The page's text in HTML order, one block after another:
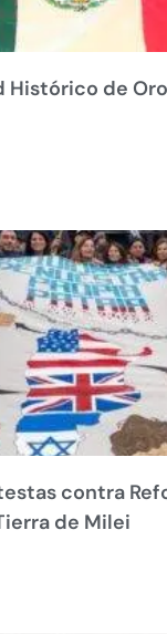
Histórico de
contra
de Milei